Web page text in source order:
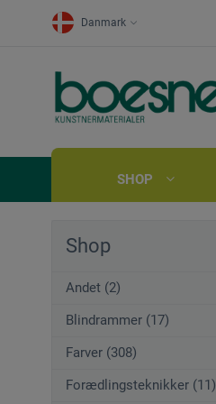
Danmark
SHOP
Shop
Andet (2)
Blindrammer (17)
Farver (308)
Forædlingsteknikker (11)